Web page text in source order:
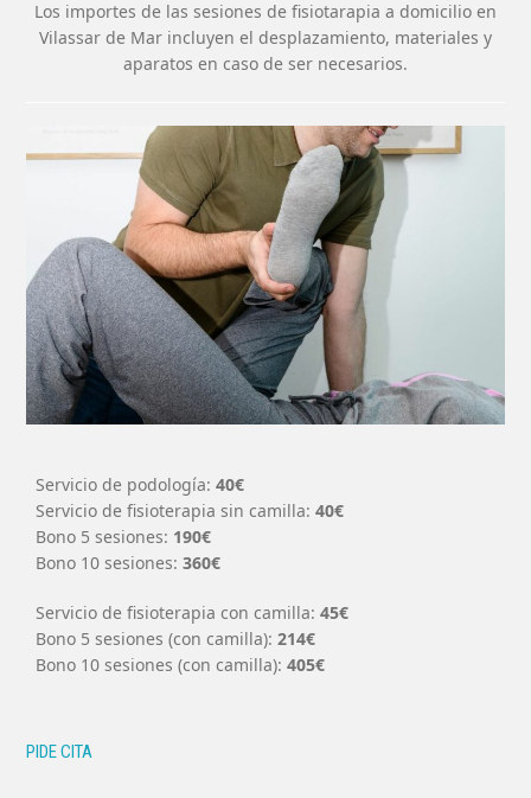
Los importes de las sesiones de fisiotarapia a domicilio en
Vilassar de Mar incluyen el desplazamiento, materiales y
aparatos en caso de ser necesarios.
Servicio de podología: 40€
Servicio de fisioterapia sin camilla: 40€
Bono 5 sesiones: 190€
Bono 10 sesiones:360€
Servicio de fisioterapia con camilla:45€
Bono 5 sesiones (con camilla):214€
Bono 10 sesiones (con camilla):405€
PIDE CITA